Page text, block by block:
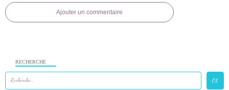
Ajouter un commentaire
RECHERCHE